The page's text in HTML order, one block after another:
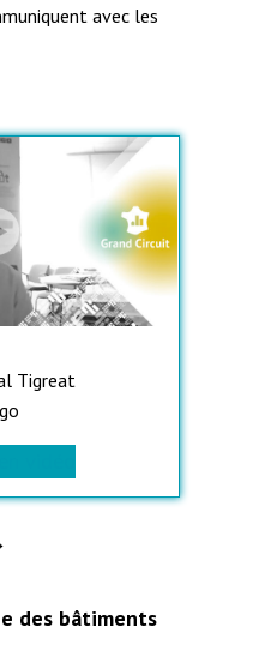
avec les
Tigreat
des bâtiments